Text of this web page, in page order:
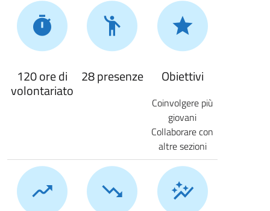
120 ore di
volontariato
28 presenze Obiettivi
Coinvolgere più
giovani
Collaborare con
altre sezioni